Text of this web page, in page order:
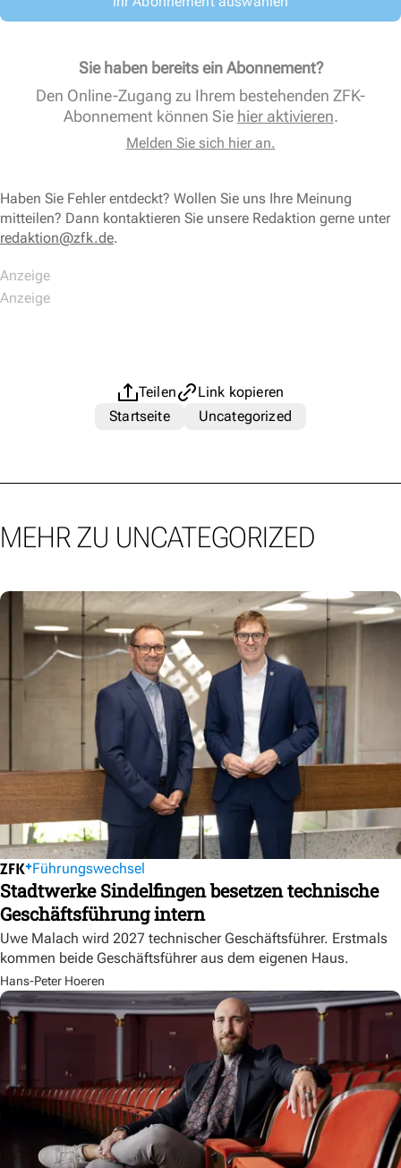
Sie haben bereits ein Abonnement?
Den Online-Zugang zu Ihrem bestehenden ZFK-
Abonnement können Sie hier aktivieren.
Melden Sie sich hier an.
Haben Sie Fehler entdeckt? Wollen Sie uns Ihre Meinung
mitteilen? Dann kontaktieren Sie unsere Redaktion gerne unter
redaktion@zfk.de.
Teilen
Link kopieren
Startseite
Uncategorized
MEHR ZU UNCATEGORIZED
Führungswechsel
Stadtwerke Sindelfingen besetzen technische
Geschäftsführung intern
Uwe Malach wird 2027 technischer Geschäftsführer. Erstmals
kommen beide Geschäftsführer aus dem eigenen Haus.
Hans-Peter Hoeren